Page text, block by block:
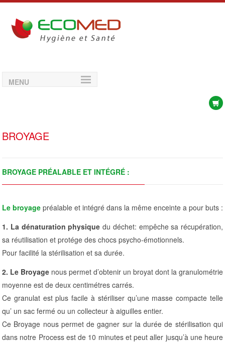
MENU
BROYAGE
BROYAGE PRÉALABLE ET INTÉGRÉ :
Le broyage préalable et intégré dans la même enceinte a pour buts :
1. La dénaturation physique du déchet: empêche sa récupération,
sa réutilisation et protége des chocs psycho-émotionnels.
Pour facilité la stérilisation et sa durée.
2. Le Broyage nous permet d’obtenir un broyat dont la granulométrie
moyenne est de deux centimétres carrés.
Ce granulat est plus facile à stériliser qu’une masse compacte telle
qu’ un sac fermé ou un collecteur à aiguilles entier.
Ce Broyage nous permet de gagner sur la durée de stérilisation qui
dans notre Process est de 10 minutes et peut aller jusqu’à une heure